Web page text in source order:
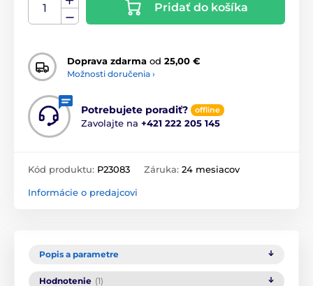
Pridať do košíka
Doprava zdarma od 25,00 €
Možnosti doručenia ›
Potrebujete poradiť? offline
Zavolajte na +421 222 205 145
Kód produktu: P23083 Záruka: 24 mesiacov
Informácie o predajcovi
Popis a parametre
Hodnotenie (1)